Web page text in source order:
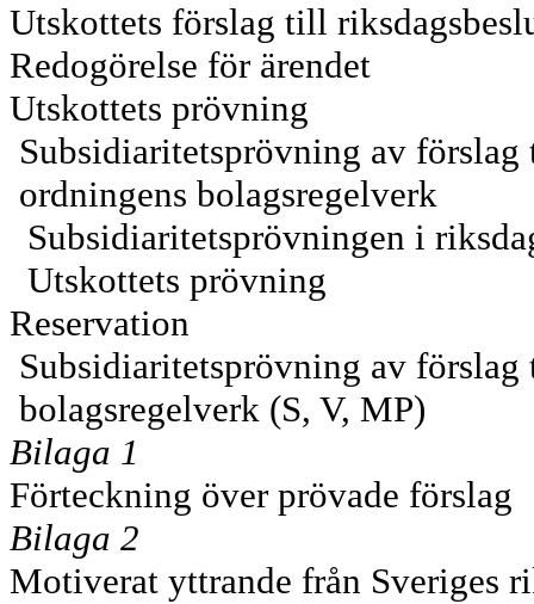
Utskottets förslag till
Redogörelse för ärendet
Utskottets prövning
Subsidiaritetsprövning av
ordningens bolagsregelverk
Subsidiaritetsprövningen i
Utskottets prövning
Reservation
Subsidiaritetsprövning av
bolagsregelverk (S, V, MP)
Bilaga 1
Förteckning över prövade förslag
Bilaga 2
Motiverat yttrande från Sveriges